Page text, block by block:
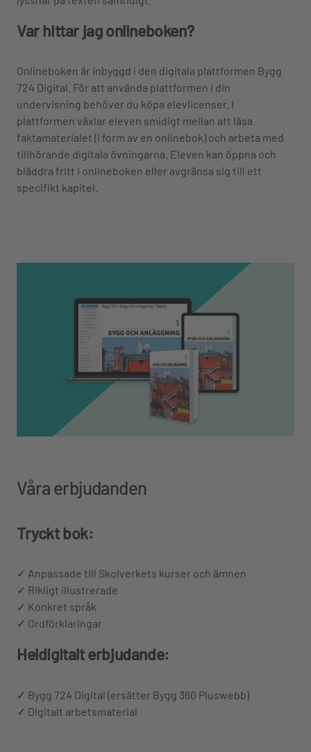
Var hittar jag onlineboken?
Onlineboken är inbyggd i den digitala plattformen Bygg
724 Digital. För att använda plattformen i din
undervisning behöver du köpa elevlicenser. I
plattformen växlar eleven smidigt mellan att läsa
faktamaterialet (i form av en onlinebok) och arbeta med
tillhörande digitala övningarna. Eleven kan öppna och
bläddra fritt i onlineboken eller avgränsa sig till ett
specifikt kapitel.
Våra erbjudanden
Tryckt bok:
✓ Anpassade till Skolverkets kurser och ämnen
✓ Rikligt illustrerade
✓ Konkret språk
✓ Ordförklaringar
Heldigitalt erbjudande:
✓ Bygg 724 Digital (ersätter Bygg 360 Pluswebb)
✓ Digitalt arbetsmaterial